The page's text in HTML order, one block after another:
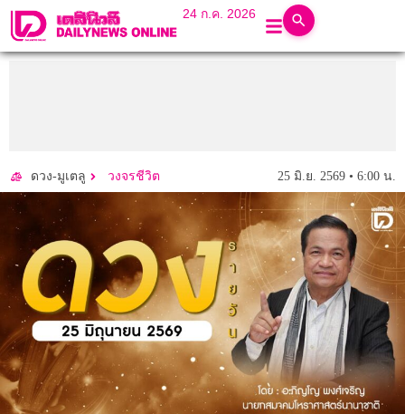
24 ก.ค. 2026
ดวง-มูเตลู วงจรชีวิต 25 มิ.ย. 2569 • 6:00 น.